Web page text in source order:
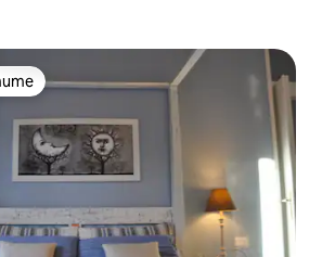
на гостите